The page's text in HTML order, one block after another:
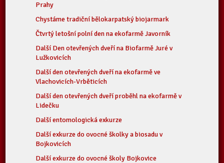
Prahy
Chystáme tradiční bělokarpatský biojarmark
Čtvrtý letošní polní den na ekofarmě Javorník
Další Den otevřených dveří na Biofarmě Juré v
Lužkovicích
Další den otevřených dveří na ekofarmě ve
Vlachovicích-Vrběticích
Další den otevřených dveří proběhl na ekofarmě v
Lidečku
Další entomologická exkurze
Další exkurze do ovocné školky a biosadu v
Bojkovicích
Další exkurze do ovocné školy Bojkovice